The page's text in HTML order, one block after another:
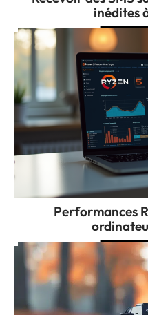
inédites
Performances